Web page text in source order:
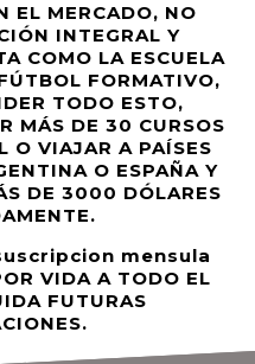
EL MERCADO, NO
INTEGRAL Y
COMO LA ESCUELA
FORMATIVO,
TODO ESTO,
MÁS DE 30 CURSOS
O VIAJAR A PAÍSES
O ESPAÑA Y
DE 3000 DÓLARES
mensula
VIDA A TODO EL
FUTURAS